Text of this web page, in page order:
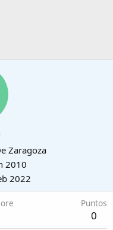
Zaragoza
2010
2022
Puntos
0